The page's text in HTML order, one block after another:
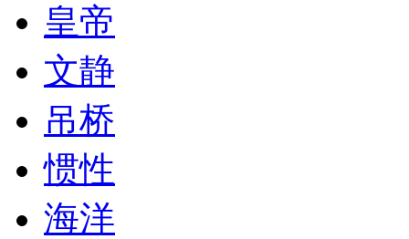
皇帝
文静
吊桥
惯性
海洋